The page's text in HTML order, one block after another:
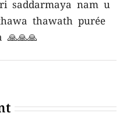
saddarmaya nam u
thawath purée
🙏🙏🙏